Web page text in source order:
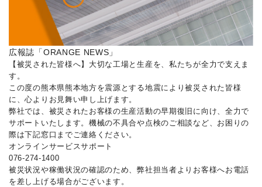
広報誌「ORANGE NEWS」
【被災された皆様へ】大切な工場と生産を、私たちが全力で支えま
す。
この度の熊本県熊本地方を震源とする地震により被災された皆様
に、心よりお見舞い申し上げます。
弊社では、被災されたお客様の生産活動の早期復旧に向け、全力で
サポートいたします。機械の不具合や点検のご相談など、お困りの
際は下記窓口までご連絡ください。
オンラインサービスサポート
076-274-1400
被災状況や稼働状況の確認のため、弊社担当者よりお客様へお電話
を差し上げる場合がございます。